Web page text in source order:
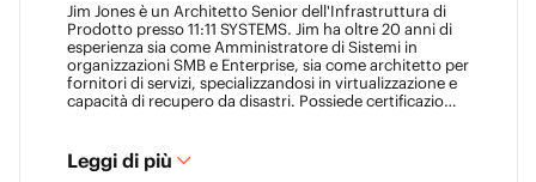
Jim Jones è un Architetto Senior dell'Infrastruttura di
Prodotto presso 11:11 SYSTEMS. Jim ha oltre 20 anni di
esperienza sia come Amministratore di Sistemi in
organizzazioni SMB e Enterprise, sia come architetto per
fornitori di servizi, specializzandosi in virtualizzazione e
capacità di recupero da disastri. Possiede certificazioni
Marshall University e l'Università del Maryland. Può
essere trovato nella maggior parte dei luoghi online
Leggi di più